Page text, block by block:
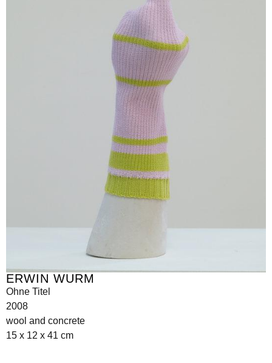
ERWIN WURM
Ohne Titel
2008
wool and concrete
15 x 12 x 41 cm